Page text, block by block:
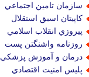
سازمان تامين اجتماعي
كاپيتان اسبق استقلال
پيروزي انقلاب اسلامي
روزنامه واشنگتن پست
درمان و آموزش پزشكي
پليس امنيت اقتصادي